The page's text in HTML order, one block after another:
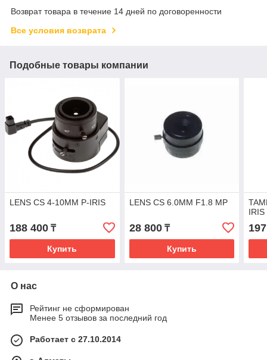
Возврат товара в течение 14 дней по договоренности
Все условия возврата
Подобные товары компании
LENS CS 4-10MM P-IRIS
188 400 ₸
Купить
LENS CS 6.0MM F1.8 MP
28 800₸
Купить
О нас
Рейтинг не сформирован
Менее 5 отзывов за последний год
Работает с 27.10.2014